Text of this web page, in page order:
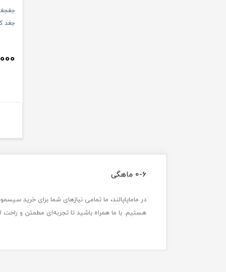
جغد
0-6 ماهگی
هستیم. با ما همراه باشید تا تجربه‌ای مطمئن و راحت